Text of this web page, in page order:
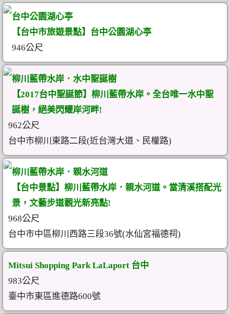
台中公園湖心亭
【台中市旅遊景點】台中公園湖心亭
946公尺
柳川藍帶水岸．水中聖誕樹
【2017台中聖誕節】柳川藍帶水岸。全台唯一水中聖
誕樹，絕美閃耀岸河畔!
962公尺
台中市柳川東路二段(近台灣大道、民權路)
柳川藍帶水岸．親水河道
【台中景點】柳川藍帶水岸．親水河道。當清溪搭配光
景，文藝步道觀光新亮點!
968公尺
台中市中區柳川西路三段36號(水仙宮福德祠)
Mitsui Shopping Park LaLaport 台中
983公尺
臺中市東區進德路600號